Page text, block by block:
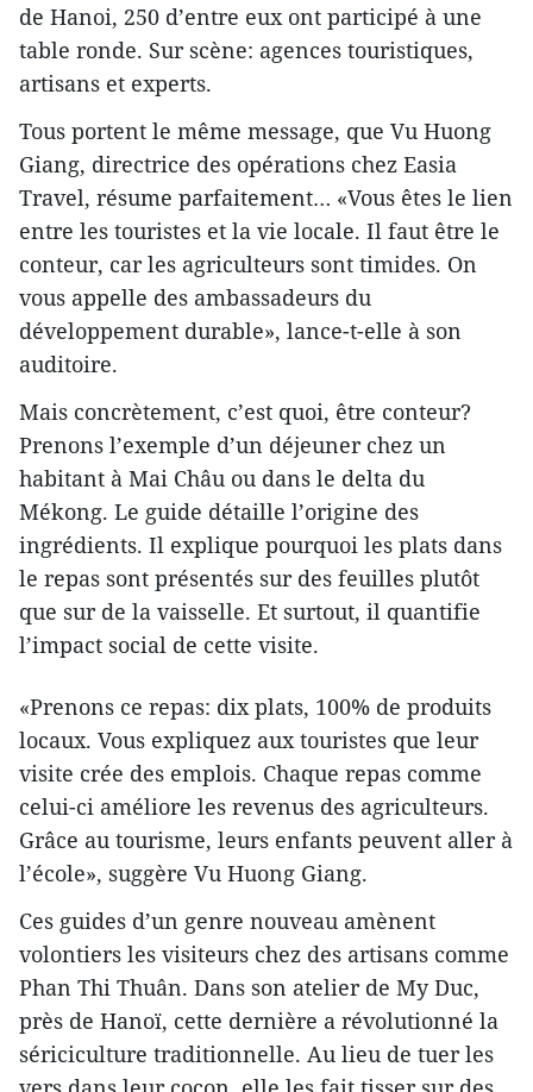
de Hanoi, 250 d’entre eux ont participé à une
table ronde. Sur scène: agences touristiques,
artisans et experts.
Tous portent le même message, que Vu Huong
Giang, directrice des opérations chez Easia
Travel, résume parfaitement… «Vous êtes le lien
entre les touristes et la vie locale. Il faut être le
conteur, car les agriculteurs sont timides. On
vous appelle des ambassadeurs du
développement durable», lance-t-elle à son
auditoire.
Mais concrètement, c’est quoi, être conteur?
Prenons l’exemple d’un déjeuner chez un
habitant à Mai Châu ou dans le delta du
Mékong. Le guide détaille l’origine des
ingrédients. Il explique pourquoi les plats dans
le repas sont présentés sur des feuilles plutôt
que sur de la vaisselle. Et surtout, il quantifie
l’impact social de cette visite.
«Prenons ce repas: dix plats, 100% de produits
locaux. Vous expliquez aux touristes que leur
visite crée des emplois. Chaque repas comme
celui-ci améliore les revenus des agriculteurs.
Grâce au tourisme, leurs enfants peuvent aller à
l’école», suggère Vu Huong Giang.
Ces guides d’un genre nouveau amènent
volontiers les visiteurs chez des artisans comme
Phan Thi Thuân. Dans son atelier de My Duc,
près de Hanoï, cette dernière a révolutionné la
sériciculture traditionnelle. Au lieu de tuer les